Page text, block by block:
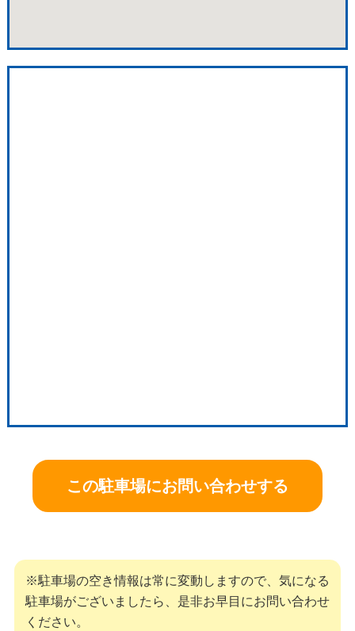
この駐車場にお問い合わせする
※駐車場の空き情報は常に変動しますので、気になる
駐車場がございましたら、是非お早目にお問い合わせ
ください。